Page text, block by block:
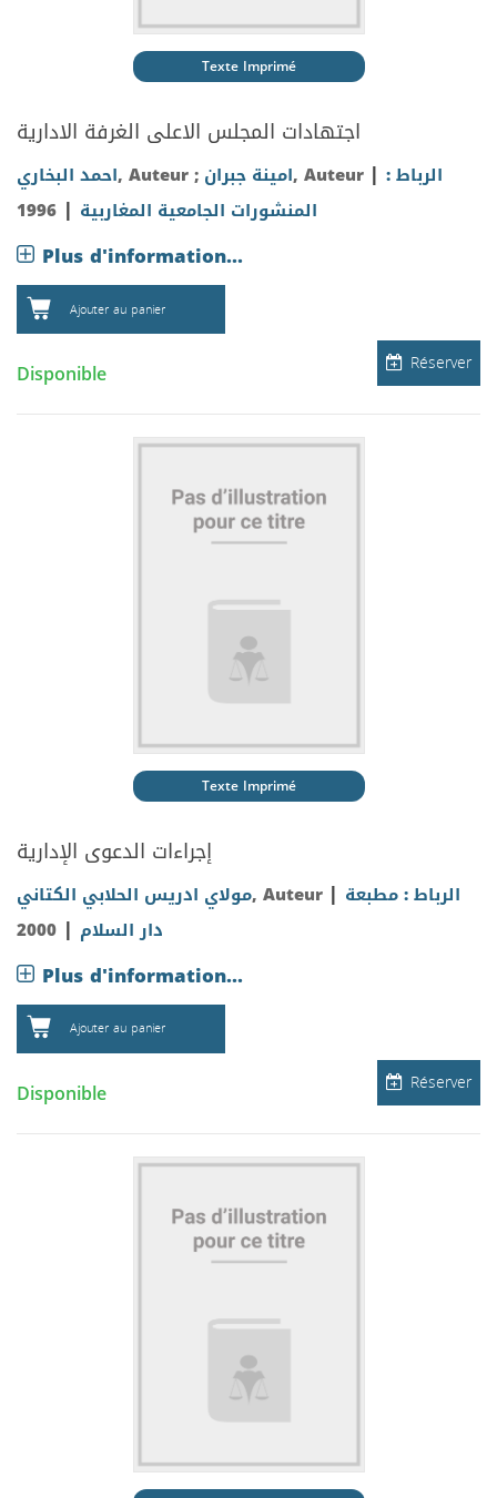
Texte Imprimé
اجتهادات المجلس الاعلى الغرفة الادارية
احمد البخاري, Auteur ; امينة جبران, Auteur | الرباط :
المنشورات الجامعية المغاربية |
1996
Plus d'information...
Ajouter au panier
Réserver
Disponible
Texte Imprimé
إجراءات الدعوى الإدارية
مولاي ادريس الحلابي الكتاني, Auteur | الرباط : مطبعة
دار السلام |
2000
Plus d'information...
Ajouter au panier
Réserver
Disponible